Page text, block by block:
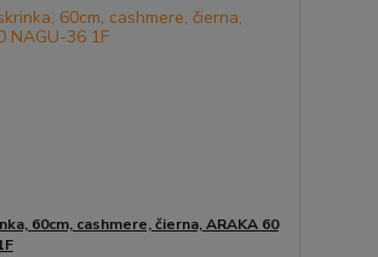
60cm, cashmere, čierna, ARAKA 60